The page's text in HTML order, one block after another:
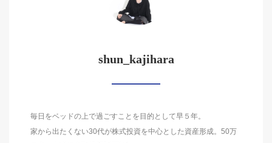
shun_kajihara
毎日をベッドの上で過ごすことを目的として早５年。
家から出たくない30代が株式投資を中心とした資産形成。50万